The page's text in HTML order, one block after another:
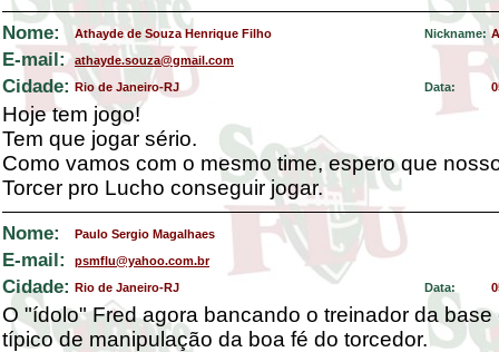
Nome: Athayde de Souza Henrique Filho Nickname:
E-mail: athayde.souza@gmail.com
Cidade: Rio de Janeiro-RJ Data:
Hoje tem jogo!
Tem que jogar sério.
Como vamos com o mesmo time, espero que
Torcer pro Lucho conseguir jogar.
Nome: Paulo Sergio Magalhaes
E-mail: psmflu@yahoo.com.br
Cidade: Rio de Janeiro-RJ Data:
O "ídolo" Fred agora bancando o treinador da
típico de manipulação da boa fé do torcedor.